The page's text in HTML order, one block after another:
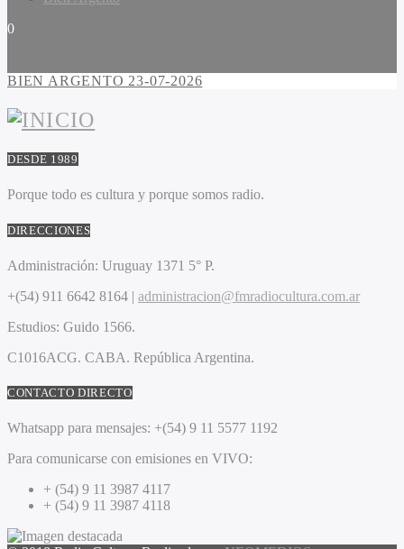
0
BIEN ARGENTO 23-07-2026
DESDE 1989
Porque todo es cultura y porque somos radio.
DIRECCIONES
Administración: Uruguay 1371 5° P.
+(54) 911 6642 8164 | administracion@fmradiocultura.com.ar
Estudios: Guido 1566.
C1016ACG. CABA. República Argentina.
CONTACTO DIRECTO
Whatsapp para mensajes: +(54) 9 11 5577 1192
Para comunicarse con emisiones en VIVO:
+ (54) 9 11 3987 4117
+ (54) 9 11 3987 4118